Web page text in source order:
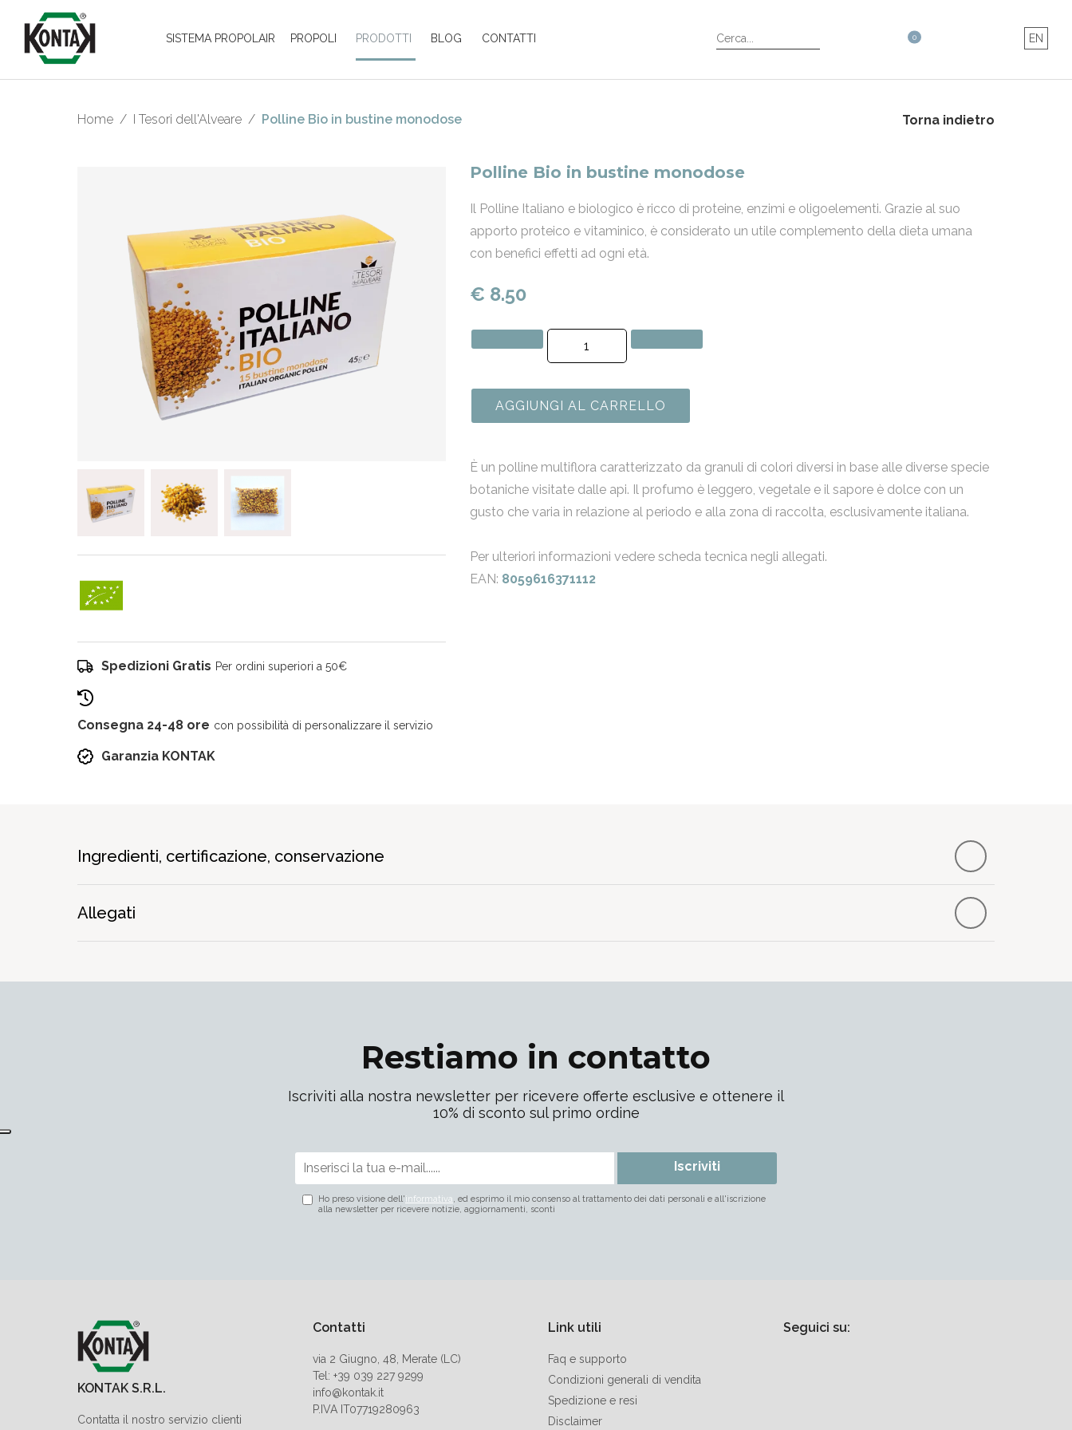
SISTEMA PROPOLAIR PROPOLI PRODOTTI BLOG CONTATTI EN
0
Home / I Tesori dell'Alveare / Polline Bio in bustine monodose Torna indietro
Spedizioni Gratis Per ordini superiori a 50€
Consegna 24-48 ore con possibilità di personalizzare il servizio
Garanzia KONTAK
Polline Bio in bustine monodose
Il Polline Italiano e biologico è ricco di proteine, enzimi e oligoelementi. Grazie al suo
apporto proteico e vitaminico, è considerato un utile complemento della dieta umana
con benefici effetti ad ogni età.
€ 8.50
AGGIUNGI AL CARRELLO
È un polline multiflora caratterizzato da granuli di colori diversi in base alle diverse specie
botaniche visitate dalle api. Il profumo è leggero, vegetale e il sapore è dolce con un
gusto che varia in relazione al periodo e alla zona di raccolta, esclusivamente italiana.
Per ulteriori informazioni vedere scheda tecnica negli allegati.
EAN: 8059616371112
Ingredienti, certificazione, conservazione
Allegati
Restiamo in contatto
Iscriviti alla nostra newsletter per ricevere offerte esclusive e ottenere il
10% di sconto sul primo ordine
Iscriviti
Ho preso visione dell'informativa , ed esprimo il mio consenso al trattamento dei dati personali e all'iscrizione
alla newsletter per ricevere notizie, aggiornamenti, sconti
KONTAK S.R.L.
Contatta il nostro servizio clienti
Contatti
via 2 Giugno, 48, Merate (LC)
Tel: +39 039 227 9299
info@kontak.it
P.IVA IT07719280963
Link utili
Faq e supporto
Condizioni generali di vendita
Spedizione e resi
Disclaimer
Seguici su: